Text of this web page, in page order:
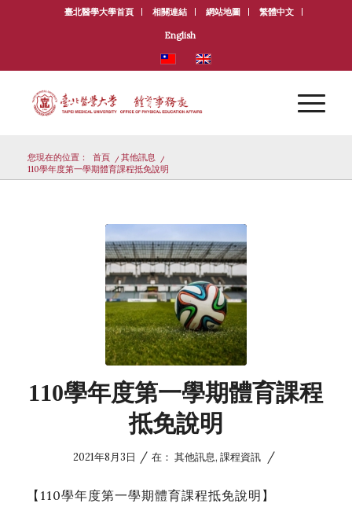
臺北醫學大學首頁 相關連結 網站地圖 繁體中文
English
您現在的位置： 首頁 / 其他訊息
/
110學年度第一學期體育課程抵免說明
110學年度第一學期體育課程
抵免說明
2021年8月3日 / 在： 其他訊息, 課程資訊 /
【110學年度第一學期體育課程抵免說明】